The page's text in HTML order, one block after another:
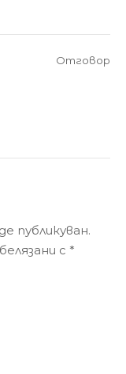
Отговор
публикуван.
с *